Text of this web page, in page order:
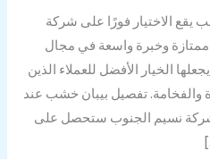
يقع الاختيار فورًا على شركة
وخبرة واسعة في مجال
الخيار الأفضل للعملاء الذين
والفخامة. تفصيل بيبان خشب عند
نسيم الجنوب ستحصل على